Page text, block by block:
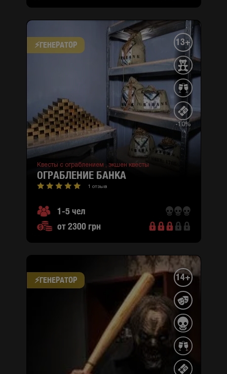
⚡​ГЕНЕРАТОР 13+
-10%
Квесты с ограблением , экшен квесты
ОГРАБЛЕНИЕ БАНКА
1 отзыв
1-5 чел
от 2300 грн
⚡​ГЕНЕРАТОР 14+